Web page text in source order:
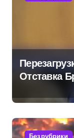
Отставка
результат
провалов
региона
Без рубрики